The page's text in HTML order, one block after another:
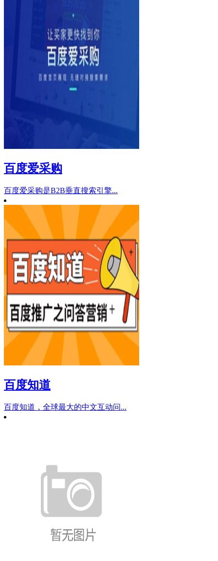
百度爱采购
百度爱采购是B2B垂直搜索引擎...
百度知道
百度知道，全球最大的中文互动问...